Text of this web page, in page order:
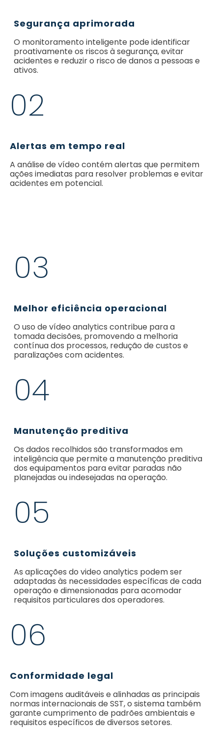
Segurança aprimorada
O monitoramento inteligente pode identificar
proativamente os riscos à segurança, evitar
acidentes e reduzir o risco de danos a pessoas e
ativos.
02
Alertas em tempo real
A análise de vídeo contém alertas que permitem
ações imediatas para resolver problemas e evitar
acidentes em potencial.
03
Melhor eficiência operacional
O uso de vídeo analytics contribue para a
tomada decisões, promovendo a melhoria
contínua dos processos, redução de custos e
paralizações com acidentes.
04
Manutenção preditiva
Os dados recolhidos são transformados em
inteligência que permite a manutenção preditiva
dos equipamentos para evitar paradas não
planejadas ou indesejadas na operação.
05
Soluções customizáveis
As aplicações do video analytics podem ser
adaptadas às necessidades específicas de cada
operação e dimensionadas para acomodar
requisitos particulares dos operadores.
06
Conformidade legal
Com imagens auditáveis e alinhadas as principais
normas internacionais de SST, o sistema também
garante cumprimento de padrões ambientais e
requisitos específicos de diversos setores.